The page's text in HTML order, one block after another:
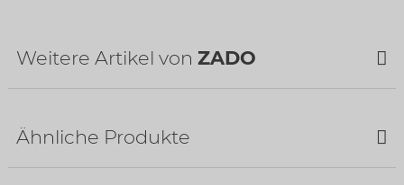
Zolltarifnummer: 42031000
Weitere Artikel von ZADO
Ähnliche Produkte